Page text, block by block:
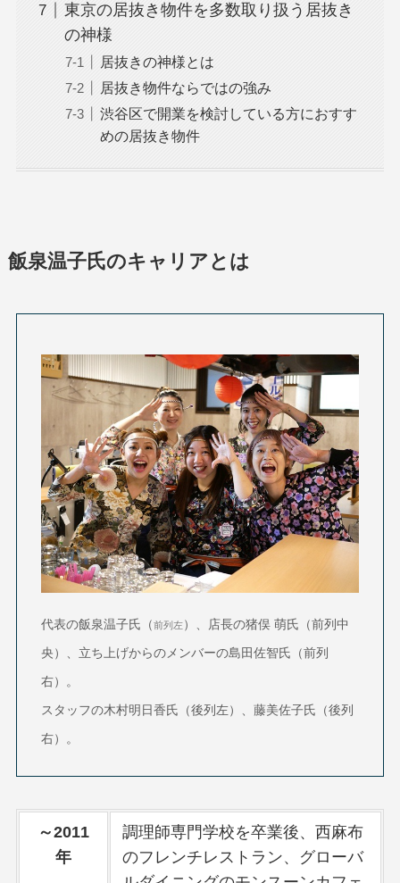
東京の居抜き物件を多数取り扱う居抜き
の神様
居抜きの神様とは
居抜き物件ならではの強み
渋谷区で開業を検討している方におすす
めの居抜き物件
飯泉温子氏のキャリアとは
代表の飯泉温子氏（前列左）、店長の猪俣 萌氏（前列中
央）、立ち上げからのメンバーの島田佐智氏（前列
右）。
スタッフの木村明日香氏（後列左）、藤美佐子氏（後列
右）。
～2011
年
調理師専門学校を卒業後、西麻布
のフレンチレストラン、グローバ